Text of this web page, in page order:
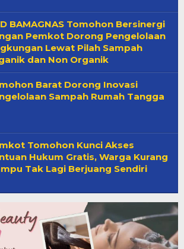
BAMAGNAS Tomohon Bersinergi
Pemkot Dorong Pengelolaan
Lewat Pilah Sampah
dan Non Organik
Barat Dorong Inovasi
Sampah Rumah Tangga
Tomohon Kunci Akses
Hukum Gratis, Warga Kurang
Tak Lagi Berjuang Sendiri